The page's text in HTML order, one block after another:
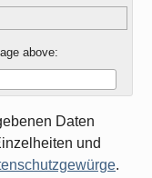
above:
Daten
und
.